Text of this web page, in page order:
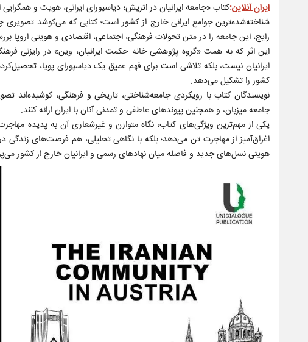
ایران آنلاین:کتاب «جامعه ایرانیان در اتریش؛ دیاسپورای ایرانی، هویت و
شناخته‌شده‌ترین جوامع ایرانی خارج از کشور است؛ کتابی که می‌کوشد تصویری
رایج، این جامعه را در متن تحولات فرهنگی، اجتماعی، اقتصادی و هویتی اروپا
این اثر که به همت «گروه پژوهشی خانه حکمت ایرانیان، وین» در رایزنی
ایرانیان نیست، بلکه تلاشی است برای فهم عمیق یک دیاسپورای پویا،
کشور را تشکیل می‌دهد.
نویسندگان کتاب با رویکردی جامعه‌شناختی، تاریخی و فرهنگی، کوشیده‌اند
جامعه میزبان، و همچنین پیوندهای عاطفی و تمدنی آنان با ایران ارائه کنند.
یکی از مهم‌ترین ویژگی‌های کتاب، نگاه متوازن و غیرشعاری آن به پدیده
اغراق‌آمیز از مهاجرت تن می‌دهد؛ بلکه با نگاهی تحلیلی، هم فرصت‌های
هویتی نسل‌های جدید و فاصله میان نهادهای رسمی و ایرانیان خارج از کشور